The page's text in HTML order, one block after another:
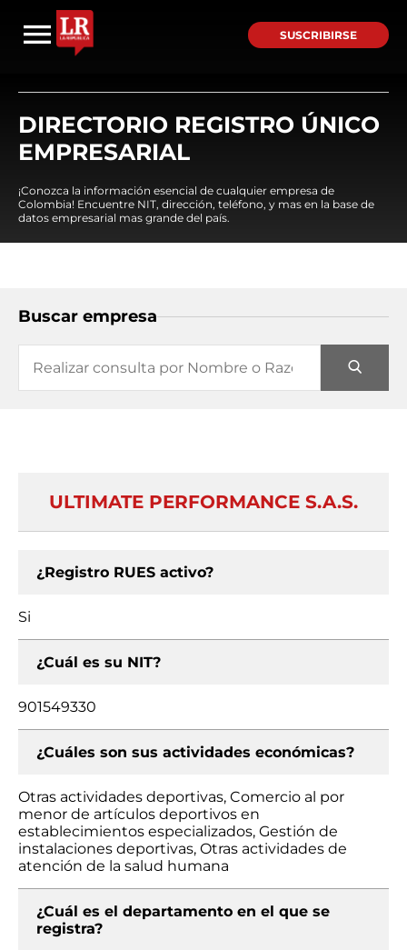
SUSCRIBIRSE
DIRECTORIO REGISTRO ÚNICO
EMPRESARIAL
¡Conozca la información esencial de cualquier empresa de
Colombia! Encuentre NIT, dirección, teléfono, y mas en la base de
datos empresarial mas grande del país.
Buscar empresa
ULTIMATE PERFORMANCE S.A.S.
¿Registro RUES activo?
Si
¿Cuál es su NIT?
901549330
¿Cuáles son sus actividades económicas?
Otras actividades deportivas, Comercio al por
menor de artículos deportivos en
establecimientos especializados, Gestión de
instalaciones deportivas, Otras actividades de
atención de la salud humana
¿Cuál es el departamento en el que se
registra?